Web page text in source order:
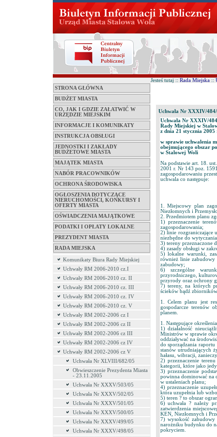
STRONA GŁÓWNA
BUDŻET MIASTA
CO, JAK I GDZIE ZAŁATWIĆ W
URZĘDZIE MIEJSKIM
INFORMACJE I KOMUNIKATY
INSTRUKCJA OBSŁUGI
JEDNOSTKI I ZAKŁADY
BUDŻETOWE MIASTA
MAJĄTEK MIASTA
NABÓR PRACOWNIKÓW
OCHRONA ŚRODOWISKA
OGŁOSZENIA DOTYCZĄCE
NIERUCHOMOŚCI, KONKURSY I
OFERTY MIASTA
OŚWIADCZENIA MAJĄTKOWE
PODATKI I OPŁATY LOKALNE
PREZYDENT MIASTA
RADA MIEJSKA
Komunikaty Biura Rady Miejskiej
Uchwały RM 2006-2010 cz.I
Uchwały RM 2006-2010 cz. II
Uchwały RM 2006-2010 cz. III
Uchwały RM 2006-2010 cz. IV
Uchwały RM 2006-2010 cz. V
Uchwały RM 2002-2006 cz I
Uchwały RM 2002-2006 cz II
Uchwały RM 2002-2006 cz III
Uchwały RM 2002-2006 cz IV
Uchwały RM 2002-2006 cz V
Uchwała Nr XLVIII/682/05
Obwieszczenie Prezydenta Miasta
- 23.11.2005
Uchwała Nr XXXV/503/05
Uchwała Nr XXXV/502/05
Uchwała Nr XXXV/501/05
Uchwała Nr XXXV/500/05
Uchwała Nr XXXV/499/05
Uchwała Nr XXXV/498/05
Jesteś tutaj :: Rada Miejska ::
Uchwała Nr XXXIV/
Uchwała Nr XXXIV/
Rady Miejskiej w
z dnia 21 stycznia 2005
w sprawie uchwalenia
obejmującego obszar
w Stalowej Woli
Na podstawie art. 18.
2001 r. Nr 143 poz.
zagospodarowaniu
uchwala co następuje:
1. Miejscowy plan
Niezłomnych i
2. Przedmiotem planu
1) przeznaczenie
zagospodarowania;
2) linie rozgraniczające
niezbędne do
3) tereny przeznaczone
4) zasady obsługi w
5) lokalne warunki,
również linie zabudowy
zabudowy;
6) szczególne
przyrodniczego,
przyrody oraz ochrony
7) tereny, na których
ścieków bądź
1. Celem planu jest
gospodarcze terenów
planem.
1. Następujące
1) działalność
Ministrów w sprawie
oddziaływać na
do sporządzania
stanów utrudniających
hałasu, wibracji,
2) przeznaczenie
kategorii, które jako
3) przeznaczenie
powinna dominować na
w ustaleniach planu;
4) przeznaczenie
która uzupełnia lub
5) teren ? to obszar
6) uchwała ? należy
zatwierdzenia
KEN, Niezłomnych i
7) wysokość
narożniku budynku do
pokryciem.